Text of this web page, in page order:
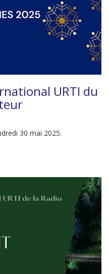
URTI du
30 mai 2025.